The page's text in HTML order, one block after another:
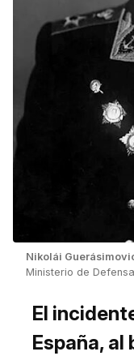
Nikolái
Ministerio de
El
España, al